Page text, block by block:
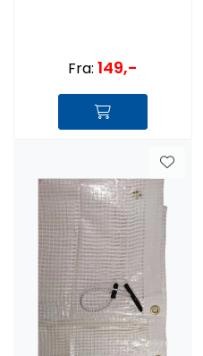
Fra: 149,-